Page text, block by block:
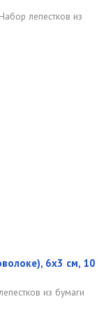
лепестков из
6х3 см, 10
из бумаги